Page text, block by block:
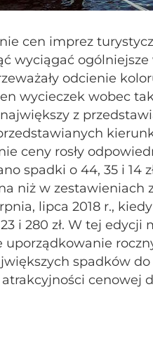
cen imprez
wyciągać
odcienie
wycieczek wobec
z
ceny rosły
spadki o 44, 35 i 14
niż w zestawieniach
lipca 2018 r.,
i 280 zł. W tej edycji
uporządkowanie
spadków
cenowej